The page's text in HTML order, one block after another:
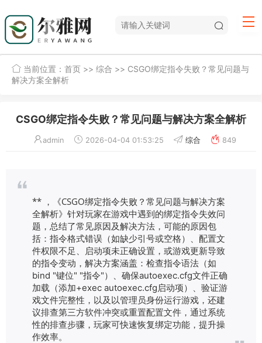
当前位置： 首页 >> 综合 >> CSGO绑定指令失败？常见问题与
解决方案全解析
CSGO绑定指令失败？常见问题与解决方案全解析
admin 2026-04-04 01:53:25 综合 849
** ，《CSGO绑定指令失败？常见问题与解决方案
全解析》针对玩家在游戏中遇到的绑定指令失效问
题，总结了常见原因及解决方法，可能的原因包
括：指令格式错误（如缺少引号或空格）、配置文
件权限不足、启动项未正确设置，或游戏更新导致
的指令变动，解决方案涵盖：检查指令语法（如
bind "键位" "指令"）、确保autoexec.cfg文件正确
加载（添加+exec autoexec.cfg启动项）、验证游
戏文件完整性，以及以管理员身份运行游戏，还建
议排查第三方软件冲突或重置配置文件，通过系统
性的排查步骤，玩家可快速恢复绑定功能，提升操
作效率。